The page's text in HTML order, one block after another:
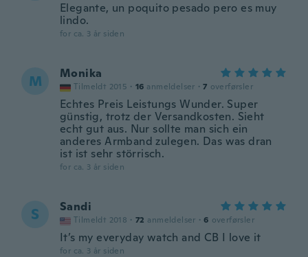
Elegante, un poquito pesado pero es muy
lindo.
for ca. 3 år siden
M Monika
Tilmeldt 2015 · 16 anmeldelser · 7 overførsler
Echtes Preis Leistungs Wunder. Super
günstig, trotz der Versandkosten. Sieht
echt gut aus. Nur sollte man sich ein
anderes Armband zulegen. Das was dran
ist ist sehr störrisch.
for ca. 3 år siden
S Sandi
Tilmeldt 2018 · 72 anmeldelser · 6 overførsler
It’s my everyday watch and CB I love it
for ca. 3 år siden